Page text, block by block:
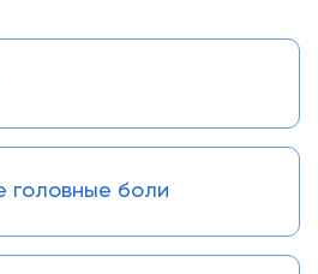
головные боли